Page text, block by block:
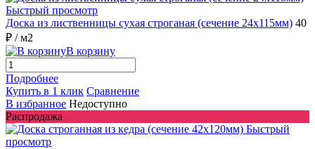
Быстрый просмотр
Доска из лиственницы сухая строганая (сечение 24x115мм) 40
₽ / м2
В корзину
Подробнее
Купить в 1 клик Сравнение
В избранное Недоступно
Распродажа
Быстрый
просмотр